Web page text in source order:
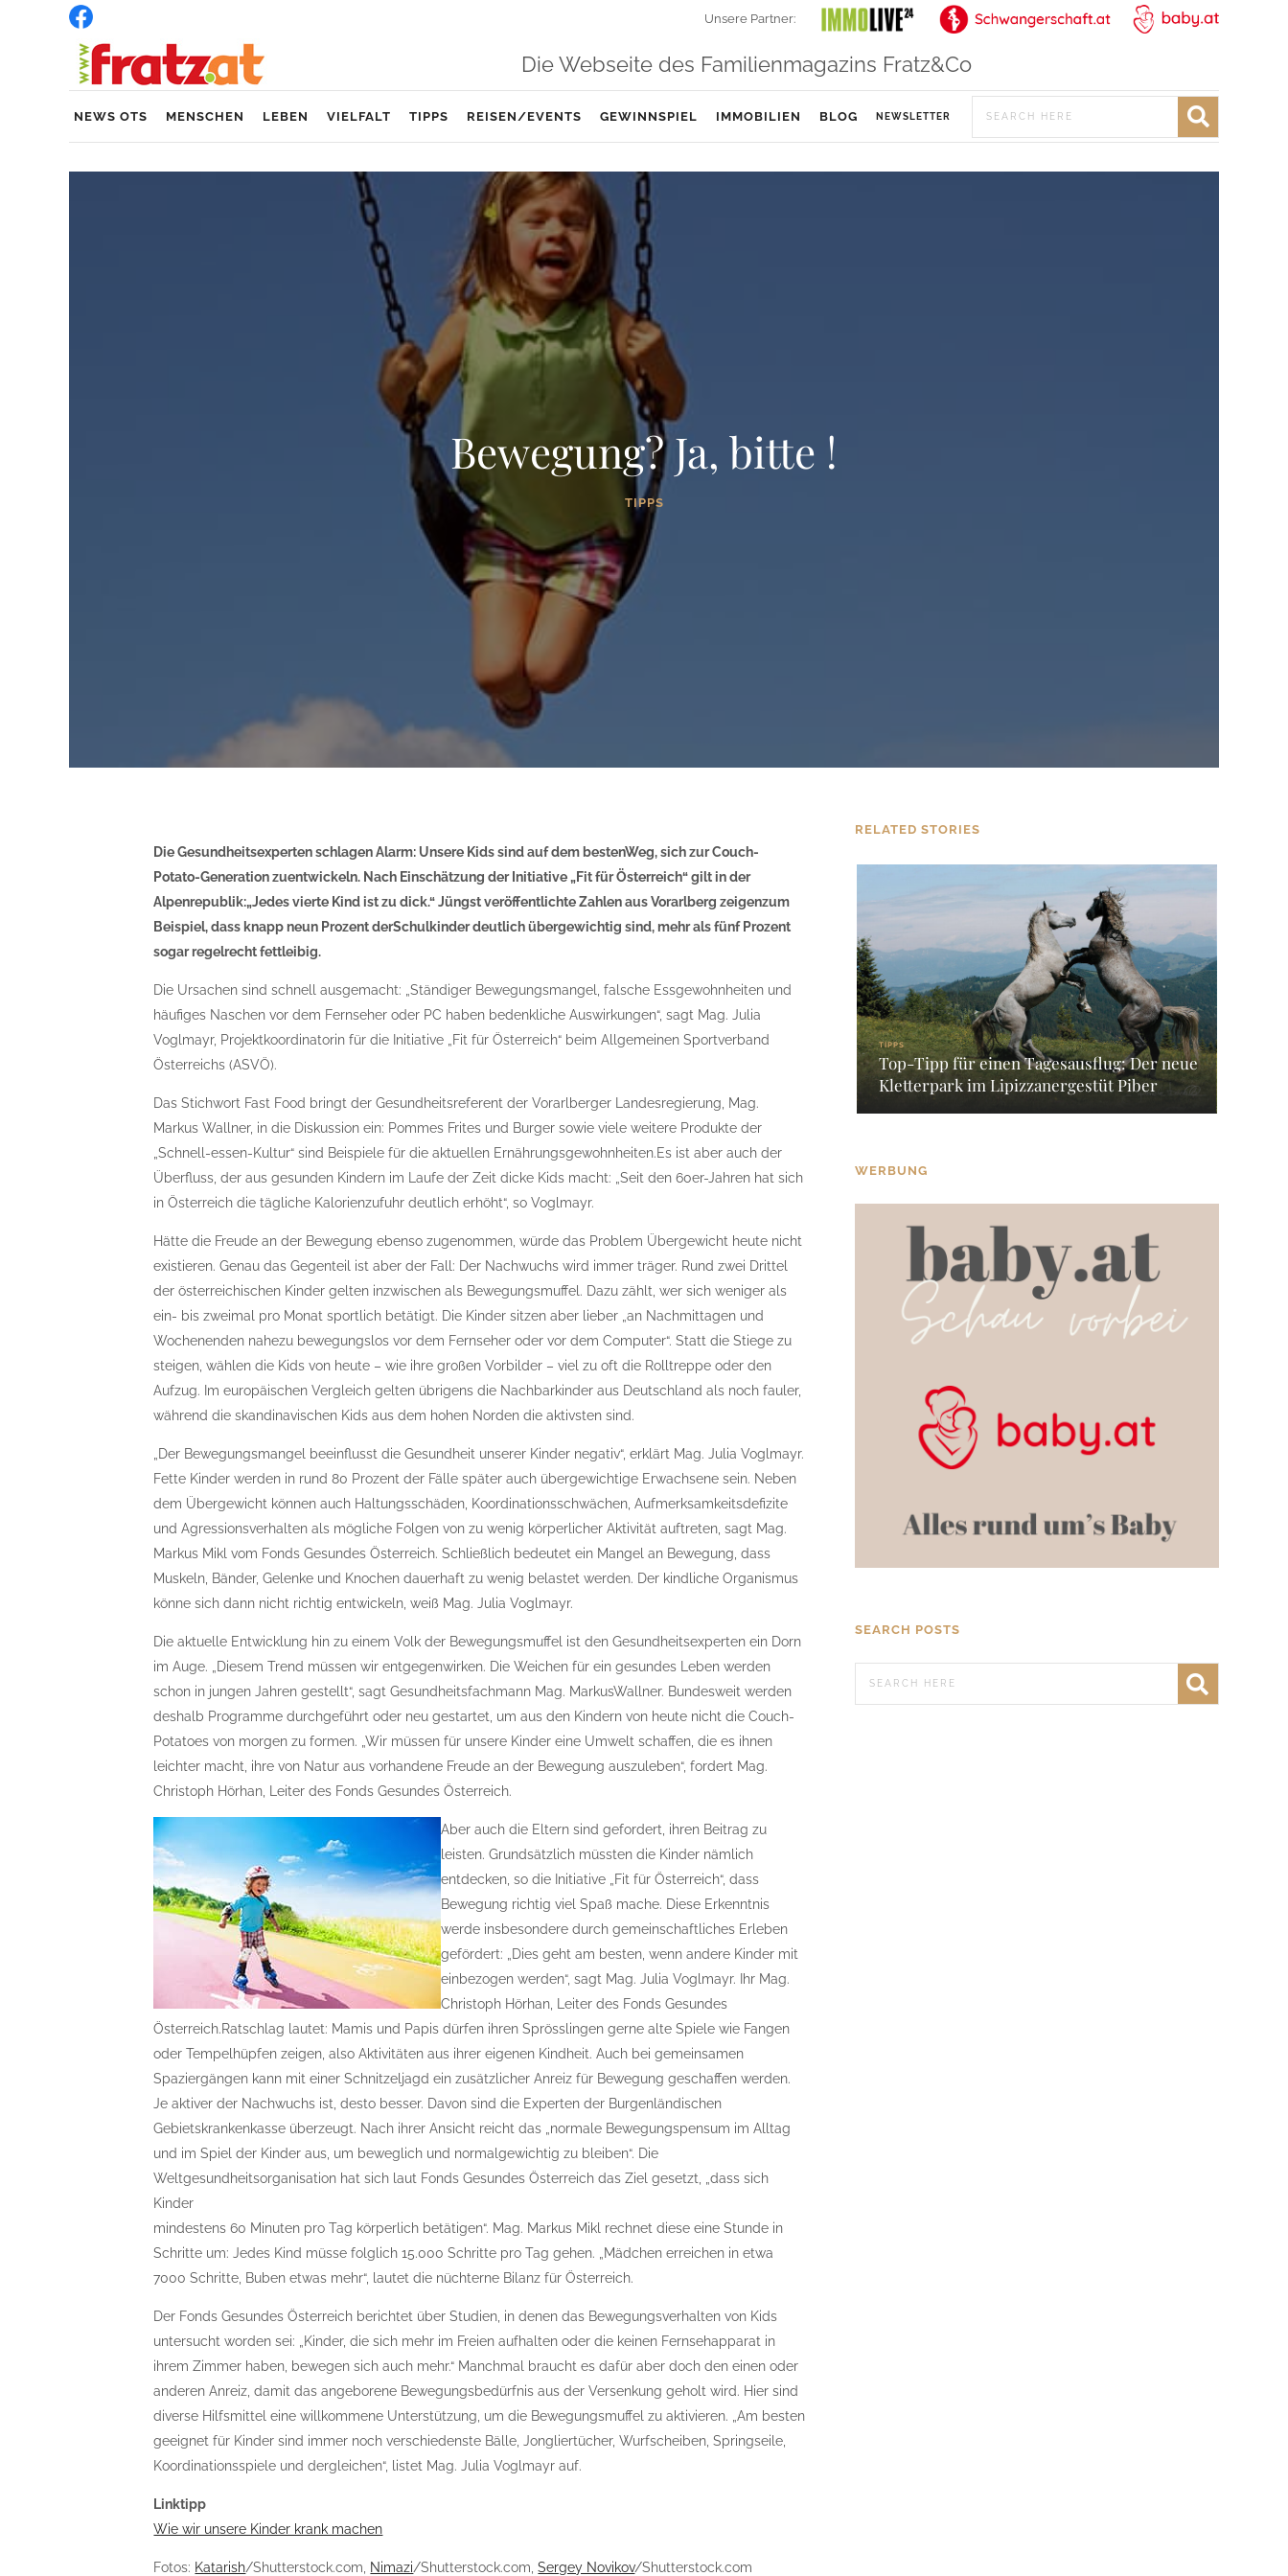
Unsere Partner:
Die Webseite des Familienmagazins Fratz&Co
NEWS OTS MENSCHEN LEBEN VIELFALT TIPPS REISEN/EVENTS GEWINNSPIEL IMMOBILIEN BLOG NEWSLETTER
Bewegung? Ja, bitte !
TIPPS
Die Gesundheitsexperten schlagen Alarm: Unsere Kids sind auf dem bestenWeg, sich zur Couch-
Potato-Generation zuentwickeln. Nach Einschätzung der Initiative „Fit für Österreich“ gilt in der
Alpenrepublik:„Jedes vierte Kind ist zu dick.“ Jüngst veröffentlichte Zahlen aus Vorarlberg zeigenzum
Beispiel, dass knapp neun Prozent derSchulkinder deutlich übergewichtig sind, mehr als fünf Prozent
sogar regelrecht fettleibig.
Die Ursachen sind schnell ausgemacht: „Ständiger Bewegungsmangel, falsche Essgewohnheiten und
häufiges Naschen vor dem Fernseher oder PC haben bedenkliche Auswirkungen“, sagt Mag. Julia
Voglmayr, Projektkoordinatorin für die Initiative „Fit für Österreich“ beim Allgemeinen Sportverband
Österreichs (ASVÖ).
Das Stichwort Fast Food bringt der Gesundheitsreferent der Vorarlberger Landesregierung, Mag.
Markus Wallner, in die Diskussion ein: Pommes Frites und Burger sowie viele weitere Produkte der
„Schnell-essen-Kultur“ sind Beispiele für die aktuellen Ernährungsgewohnheiten.Es ist aber auch der
Überfluss, der aus gesunden Kindern im Laufe der Zeit dicke Kids macht: „Seit den 60er-Jahren hat sich
in Österreich die tägliche Kalorienzufuhr deutlich erhöht“, so Voglmayr.
Hätte die Freude an der Bewegung ebenso zugenommen, würde das Problem Übergewicht heute nicht
existieren. Genau das Gegenteil ist aber der Fall: Der Nachwuchs wird immer träger. Rund zwei Drittel
der österreichischen Kinder gelten inzwischen als Bewegungsmuffel. Dazu zählt, wer sich weniger als
ein- bis zweimal pro Monat sportlich betätigt. Die Kinder sitzen aber lieber „an Nachmittagen und
Wochenenden nahezu bewegungslos vor dem Fernseher oder vor dem Computer“. Statt die Stiege zu
steigen, wählen die Kids von heute – wie ihre großen Vorbilder – viel zu oft die Rolltreppe oder den
Aufzug. Im europäischen Vergleich gelten übrigens die Nachbarkinder aus Deutschland als noch fauler,
während die skandinavischen Kids aus dem hohen Norden die aktivsten sind.
„Der Bewegungsmangel beeinflusst die Gesundheit unserer Kinder negativ“, erklärt Mag. Julia Voglmayr.
Fette Kinder werden in rund 80 Prozent der Fälle später auch übergewichtige Erwachsene sein. Neben
dem Übergewicht können auch Haltungsschäden, Koordinationsschwächen, Aufmerksamkeitsdefizite
und Agressionsverhalten als mögliche Folgen von zu wenig körperlicher Aktivität auftreten, sagt Mag.
Markus Mikl vom Fonds Gesundes Österreich. Schließlich bedeutet ein Mangel an Bewegung, dass
Muskeln, Bänder, Gelenke und Knochen dauerhaft zu wenig belastet werden. Der kindliche Organismus
könne sich dann nicht richtig entwickeln, weiß Mag. Julia Voglmayr.
Die aktuelle Entwicklung hin zu einem Volk der Bewegungsmuffel ist den Gesundheitsexperten ein Dorn
im Auge. „Diesem Trend müssen wir entgegenwirken. Die Weichen für ein gesundes Leben werden
schon in jungen Jahren gestellt“, sagt Gesundheitsfachmann Mag. MarkusWallner. Bundesweit werden
deshalb Programme durchgeführt oder neu gestartet, um aus den Kindern von heute nicht die Couch-
Potatoes von morgen zu formen. „Wir müssen für unsere Kinder eine Umwelt schaffen, die es ihnen
leichter macht, ihre von Natur aus vorhandene Freude an der Bewegung auszuleben“, fordert Mag.
Christoph Hörhan, Leiter des Fonds Gesundes Österreich.
Aber auch die Eltern sind gefordert, ihren Beitrag zu
leisten. Grundsätzlich müssten die Kinder nämlich
entdecken, so die Initiative „Fit für Österreich“, dass
Bewegung richtig viel Spaß mache. Diese Erkenntnis
werde insbesondere durch gemeinschaftliches Erleben
gefördert: „Dies geht am besten, wenn andere Kinder mit
einbezogen werden“, sagt Mag. Julia Voglmayr. Ihr Mag.
Christoph Hörhan, Leiter des Fonds Gesundes
Österreich.Ratschlag lautet: Mamis und Papis dürfen ihren Sprösslingen gerne alte Spiele wie Fangen
oder Tempelhüpfen zeigen, also Aktivitäten aus ihrer eigenen Kindheit. Auch bei gemeinsamen
Spaziergängen kann mit einer Schnitzeljagd ein zusätzlicher Anreiz für Bewegung geschaffen werden.
Je aktiver der Nachwuchs ist, desto besser. Davon sind die Experten der Burgenländischen
Gebietskrankenkasse überzeugt. Nach ihrer Ansicht reicht das „normale Bewegungspensum im Alltag
und im Spiel der Kinder aus, um beweglich und normalgewichtig zu bleiben“. Die
Weltgesundheitsorganisation hat sich laut Fonds Gesundes Österreich das Ziel gesetzt, „dass sich
Kinder
mindestens 60 Minuten pro Tag körperlich betätigen“. Mag. Markus Mikl rechnet diese eine Stunde in
Schritte um: Jedes Kind müsse folglich 15.000 Schritte pro Tag gehen. „Mädchen erreichen in etwa
7000 Schritte, Buben etwas mehr“, lautet die nüchterne Bilanz für Österreich.
Der Fonds Gesundes Österreich berichtet über Studien, in denen das Bewegungsverhalten von Kids
untersucht worden sei: „Kinder, die sich mehr im Freien aufhalten oder die keinen Fernsehapparat in
ihrem Zimmer haben, bewegen sich auch mehr.“ Manchmal braucht es dafür aber doch den einen oder
anderen Anreiz, damit das angeborene Bewegungsbedürfnis aus der Versenkung geholt wird. Hier sind
diverse Hilfsmittel eine willkommene Unterstützung, um die Bewegungsmuffel zu aktivieren. „Am besten
geeignet für Kinder sind immer noch verschiedenste Bälle, Jongliertücher, Wurfscheiben, Springseile,
Koordinationsspiele und dergleichen“, listet Mag. Julia Voglmayr auf.
Linktipp
Wie wir unsere Kinder krank machen
Fotos: Katarish/Shutterstock.com, Nimazi/Shutterstock.com,Sergey Novikov/Shutterstock.com
RELATED STORIES
TIPPS
Top-Tipp für einen Tagesausflug: Der neue
Kletterpark im Lipizzanergestüt Piber
WERBUNG
SEARCH POSTS